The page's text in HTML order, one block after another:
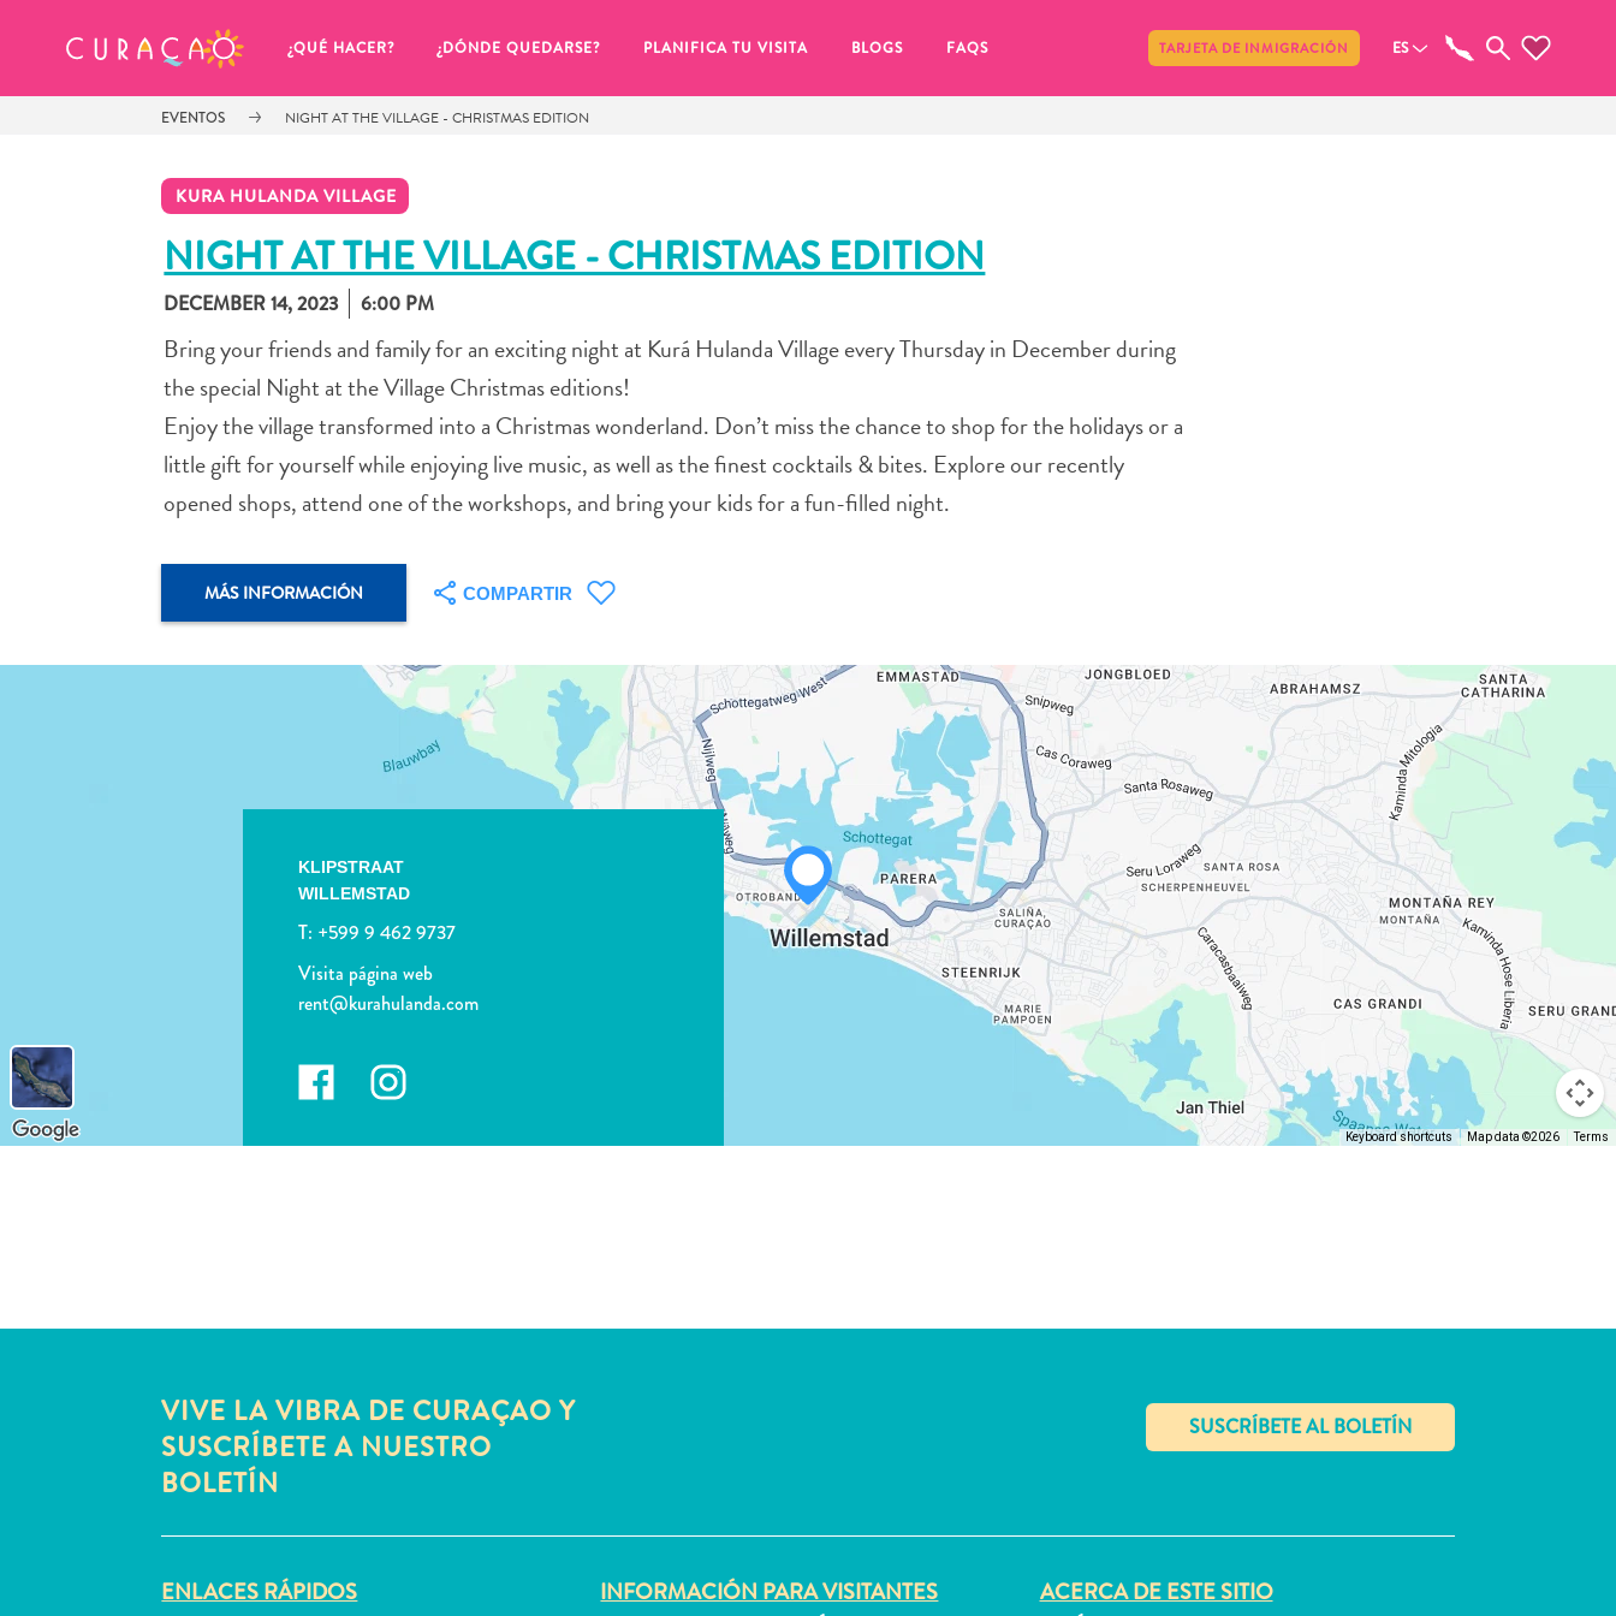
¿QUÉ HACER? ¿DÓNDE QUEDARSE? PLANIFICA TU VISITA BLOGS FAQS TARJETA DE INMIGRACIÓN ES
EVENTOS NIGHT AT THE VILLAGE - CHRISTMAS EDITION
KURA HULANDA VILLAGE
NIGHT AT THE VILLAGE - CHRISTMAS EDITION
DECEMBER 14, 2023 6:00 PM
Bring your friends and family for an exciting night at Kurá Hulanda Village every Thursday in December during
the special Night at the Village Christmas editions!
Enjoy the village transformed into a Christmas wonderland. Don’t miss the chance to shop for the holidays or a
little gift for yourself while enjoying live music, as well as the finest cocktails & bites. Explore our recently
opened shops, attend one of the workshops, and bring your kids for a fun-filled night.
MÁS INFORMACIÓN COMPARTIR
WHATSAPP
FACEBOOK
KLIPSTRAAT
WILLEMSTAD
T: +599 9 462 9737
Visita página web
rent@kurahulanda.com
Keyboard shortcuts Map data ©2026 Terms
VIVE LA VIBRA DE CURAÇAO Y
SUSCRÍBETE A NUESTRO
BOLETÍN
✕
ENLACES RÁPIDOS INFORMACIÓN PARA VISITANTES ACERCA DE ESTE SITIO
MIS FAVORITOS Compartir
Parece que no has guardado
Cuando quiera guardar algo para más tarde, asegúrese de hacer clic en el